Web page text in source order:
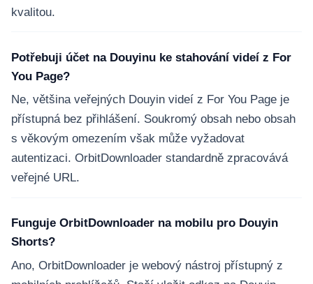
kvalitou.
Potřebuji účet na Douyinu ke stahování videí z For
You Page?
Ne, většina veřejných Douyin videí z For You Page je
přístupná bez přihlášení. Soukromý obsah nebo obsah
s věkovým omezením však může vyžadovat
autentizaci. OrbitDownloader standardně zpracovává
veřejné URL.
Funguje OrbitDownloader na mobilu pro Douyin
Shorts?
Ano, OrbitDownloader je webový nástroj přístupný z